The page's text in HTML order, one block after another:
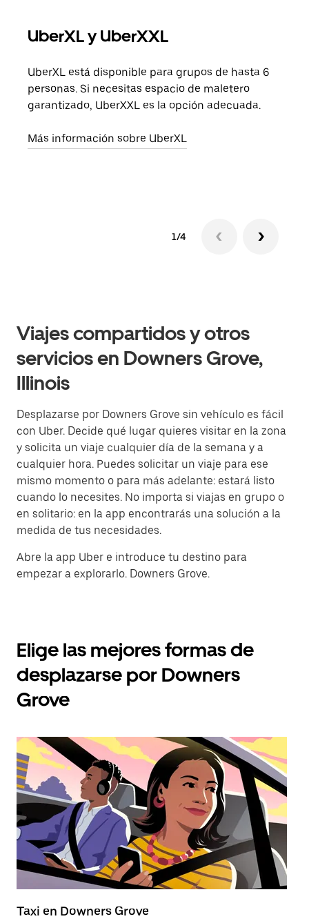
UberXL y UberXXL
UberXL está disponible para grupos de hasta 6
personas. Si necesitas espacio de maletero
garantizado, UberXXL es la opción adecuada.
Más información sobre UberXL
1/4
Viajes compartidos y otros
servicios en Downers Grove,
Illinois
Desplazarse por Downers Grove sin vehículo es fácil
con Uber. Decide qué lugar quieres visitar en la zona
y solicita un viaje cualquier día de la semana y a
cualquier hora. Puedes solicitar un viaje para ese
mismo momento o para más adelante: estará listo
cuando lo necesites. No importa si viajas en grupo o
en solitario: en la app encontrarás una solución a la
medida de tus necesidades.
Abre la app Uber e introduce tu destino para
empezar a explorarlo. Downers Grove.
Elige las mejores formas de
desplazarse por Downers
Grove
Taxi en Downers Grove